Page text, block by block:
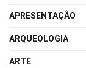
APRESENTAÇÃO
ARQUEOLOGIA
ARTE